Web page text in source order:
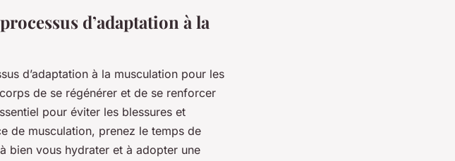
d’adaptation à la
d’adaptation à la musculation pour les
de se régénérer et de se renforcer
pour éviter les blessures et
de musculation, prenez le temps de
bien vous hydrater et à adopter une